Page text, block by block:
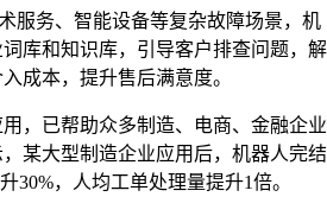
服务、智能设备等复杂故障场景，机
库和知识库，引导客户排查问题，解
成本，提升售后满意度。
，已帮助众多制造、电商、金融企业
某大型制造企业应用后，机器人完结
30%，人均工单处理量提升1倍。